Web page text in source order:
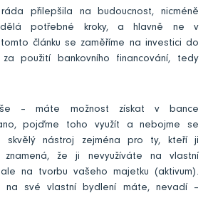
přilepšila na budoucnost, nicméně
potřebné kroky, a hlavně ne v
článku se zaměříme na investici do
použití bankovního financování, tedy
– máte možnost získat v bance
pojďme toho využít a nebojme se
skvělý nástroj zejména pro ty, kteří ji
že ji nevyužíváte na vlastní
na tvorbu vašeho majetku (aktivum).
na své vlastní bydlení máte, nevadí –